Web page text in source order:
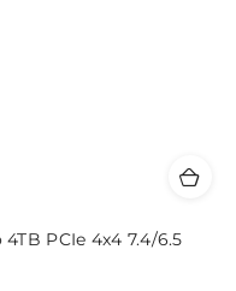
PCIe 4x4 7.4/6.5